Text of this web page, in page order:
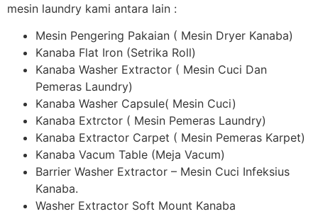
mesin laundry kami antara lain :
Mesin Pengering Pakaian ( Mesin Dryer Kanaba)
Kanaba Flat Iron (Setrika Roll)
Kanaba Washer Extractor ( Mesin Cuci Dan
Pemeras Laundry)
Kanaba Washer Capsule( Mesin Cuci)
Kanaba Extrctor ( Mesin Pemeras Laundry)
Kanaba Extractor Carpet ( Mesin Pemeras Karpet)
Kanaba Vacum Table (Meja Vacum)
Barrier Washer Extractor – Mesin Cuci Infeksius
Kanaba.
Washer Extractor Soft Mount Kanaba